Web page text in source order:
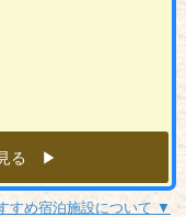
見る ▶︎
すめ宿泊施設について ▼